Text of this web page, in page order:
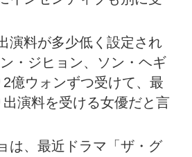
演料が多少低く設定され
・ジヒョン、ソン・ヘギ
2億ウォンずつ受けて、最
演料を受ける女優だと言
は、最近ドラマ「ザ・グ